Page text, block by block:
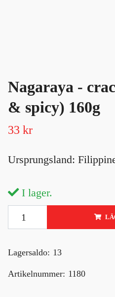
Nagaraya -
& spicy) 160g
33 kr
Ursprungsland:
I lager.
Lagersaldo: 13
Artikelnummer: 1180